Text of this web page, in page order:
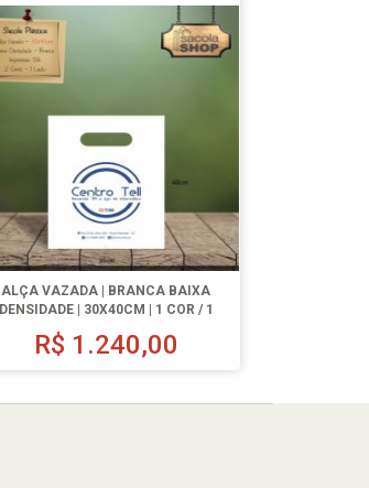
ALÇA VAZADA | BRANCA BAIXA
DENSIDADE | 30X40CM | 1 COR / 1
LADO | 1000 UN.
R$ 1.240,00